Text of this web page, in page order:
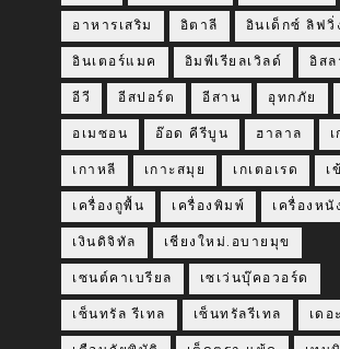
อาหารเสริม อิตาลี อินเด็กซ์ ลิฟวิ่
อินเตอร์แมค อิมพีเรียลเวิลด์ อิสล
อีวี อีสปอร์ต อีสาน อุทกภัย
อเมซอน อ๊อด คีรีบูน ฮาลาล
เกาหลี เกาะสมุย เกเตอเรด เ
เครื่องถูพื้น เครื่องพิมพ์ เครื่องหนัง
เงินดิจิทัล เชียงใหม่.อบายมุข
เซนต์คาเบรียล เซเว่นบุ๊คอวอร์ด
เซ็นทรัล รีเทล เซ็นทรัลรีเทล เดอ